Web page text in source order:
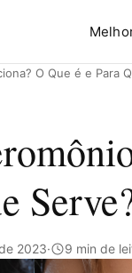
O Que é e Para
2023· 9 min de